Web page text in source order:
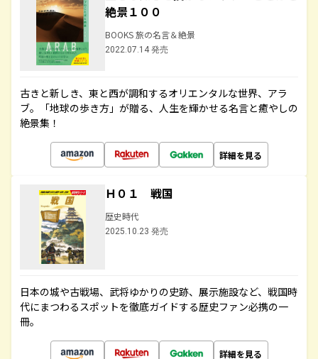
絶景１００
BOOKS 旅の名言＆絶景
2022.07.14 発売
古きと新しき、東と西が調和するオリエンタルな世界、アラ
ブ。「地球の歩き方」が贈る、人生を輝かせる名言と癒やしの
絶景集！
詳細を見る
Ｈ０１ 戦国
歴史時代
2025.10.23 発売
日本の城や古戦場、武将ゆかりの史跡、展示施設など、戦国時
代にまつわるスポットを徹底ガイドする歴史ファン必携の一
冊。
詳細を見る